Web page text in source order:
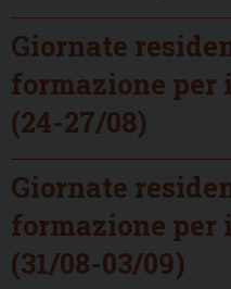
Giornate
formazione per
(24-27/08)
Giornate
formazione per
(31/08-03/09)